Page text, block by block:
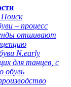
Поиск
– процесс
отшивают
N.early
для танцев, с
обувь